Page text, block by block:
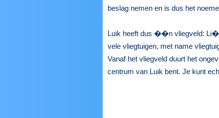
beslag nemen en is dus het
Luik heeft dus ��n vliegveld:
vele vliegtuigen, met name
Vanaf het vliegveld duurt het
centrum van Luik bent. Je kunt